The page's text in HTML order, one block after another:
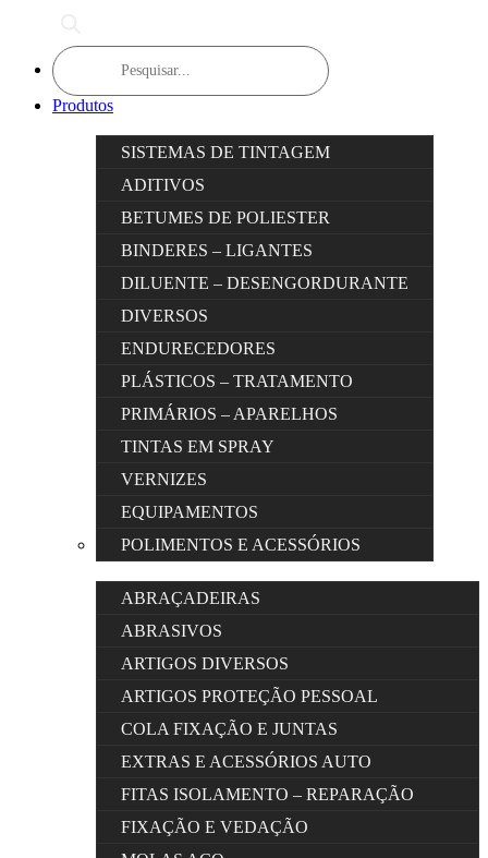
Products
search
Produtos
SISTEMAS DE TINTAGEM
ADITIVOS
BETUMES DE POLIESTER
BINDERES – LIGANTES
DILUENTE – DESENGORDURANTE
DIVERSOS
ENDURECEDORES
PLÁSTICOS – TRATAMENTO
PRIMÁRIOS – APARELHOS
TINTAS EM SPRAY
VERNIZES
EQUIPAMENTOS
POLIMENTOS E ACESSÓRIOS
ABRAÇADEIRAS
ABRASIVOS
ARTIGOS DIVERSOS
ARTIGOS PROTEÇÃO PESSOAL
COLA FIXAÇÃO E JUNTAS
EXTRAS E ACESSÓRIOS AUTO
FITAS ISOLAMENTO – REPARAÇÃO
FIXAÇÃO E VEDAÇÃO